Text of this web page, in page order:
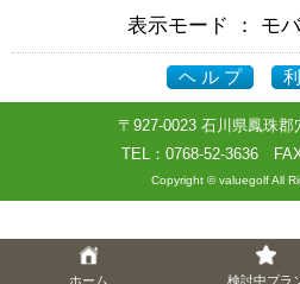
表示モード ： モ
ヘ ル プ
〒927-0023 石川県鳳珠郡
TEL： 0768-52-3636
Copyright © valuegolf All
ホーム 検討中プラ